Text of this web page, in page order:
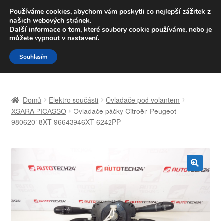
DOPRAVA od 139,-Kč
Volejte po-pá 9-16 704 494 494
Přeskočit
na
navigaci
Přejít
k
obsahu
Celosvětová doprava
Můj účet
Domů Elektro součásti
Ovladače pod volantem
XSARA PICASSO
Ovladače páčky Citroën Peugeot
98062018XT 96643946XT 6242PP
Používáme cookies, abychom vám poskytli co nejlepší zážitek z
našich webových stránek.
Další informace o tom, které soubory cookie používáme, nebo je
můžete vypnout v nastavení.
Souhlasím